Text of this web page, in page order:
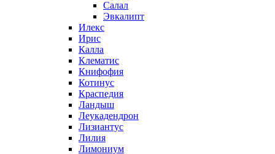
Салал
Эвкалипт
Илекс
Ирис
Калла
Клематис
Книфофия
Котинус
Краспедия
Ландыш
Леукадендрон
Лизиантус
Лилия
Лимониум